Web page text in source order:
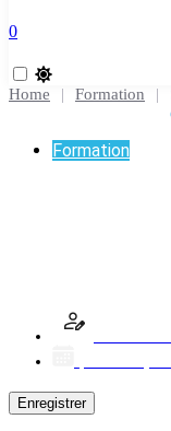
0
Home | Formation |
Formation
Enregistrer